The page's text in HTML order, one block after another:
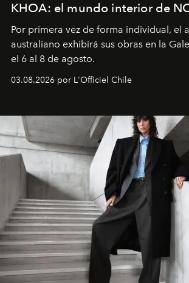
KHOA: el mundo interior de
Por primera vez de forma individual, el
australiano exhibirá sus obras en la
el 6 al 8 de agosto.
03.08.2026 por L'Officiel Chile